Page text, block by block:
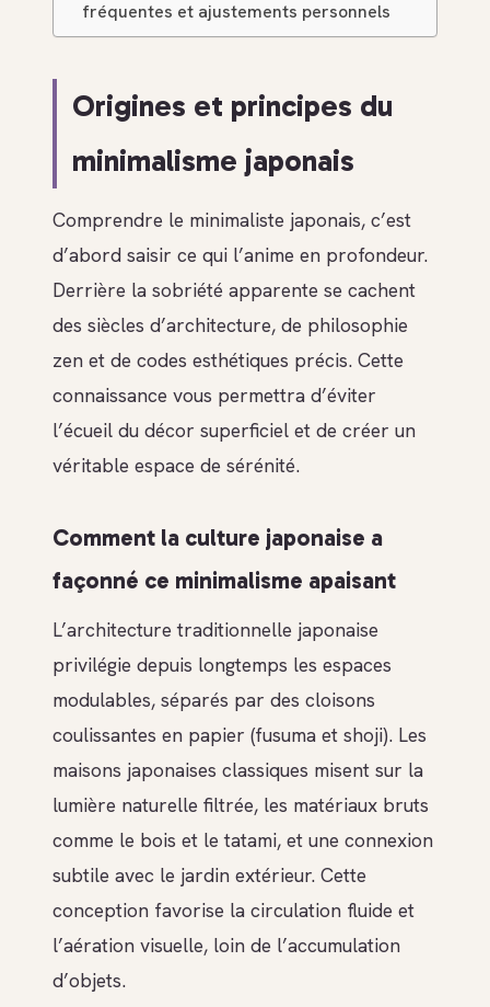
fréquentes et ajustements personnels
Origines et principes du
minimalisme japonais
Comprendre le minimaliste japonais, c’est
d’abord saisir ce qui l’anime en profondeur.
Derrière la sobriété apparente se cachent
des siècles d’architecture, de philosophie
zen et de codes esthétiques précis. Cette
connaissance vous permettra d’éviter
l’écueil du décor superficiel et de créer un
véritable espace de sérénité.
Comment la culture japonaise a
façonné ce minimalisme apaisant
L’architecture traditionnelle japonaise
privilégie depuis longtemps les espaces
modulables, séparés par des cloisons
coulissantes en papier (fusuma et shoji). Les
maisons japonaises classiques misent sur la
lumière naturelle filtrée, les matériaux bruts
comme le bois et le tatami, et une connexion
subtile avec le jardin extérieur. Cette
conception favorise la circulation fluide et
l’aération visuelle, loin de l’accumulation
d’objets.